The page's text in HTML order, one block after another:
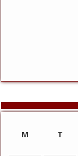
M
T